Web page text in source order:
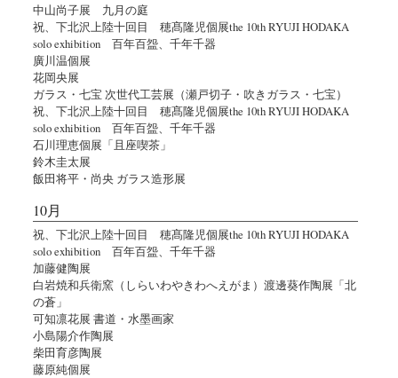
中山尚子展 九月の庭
祝、下北沢上陸十回目 穂髙隆児個展the 10th RYUJI HODAKA
solo exhibition 百年百盌、千年千器
廣川温個展
花岡央展
ガラス・七宝 次世代工芸展（瀬戸切子・吹きガラス・七宝）
祝、下北沢上陸十回目 穂髙隆児個展the 10th RYUJI HODAKA
solo exhibition 百年百盌、千年千器
石川理恵個展「且座喫茶」
鈴木圭太展
飯田将平・尚央 ガラス造形展
10月
祝、下北沢上陸十回目 穂髙隆児個展the 10th RYUJI HODAKA
solo exhibition 百年百盌、千年千器
加藤健陶展
白岩焼和兵衛窯（しらいわやきわへえがま）渡邊葵作陶展「北
の蒼」
可知凛花展 書道・水墨画家
小島陽介作陶展
柴田育彦陶展
藤原純個展